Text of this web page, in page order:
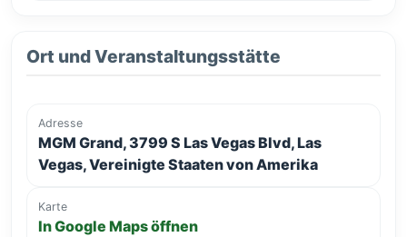
Ort und Veranstaltungsstätte
Adresse
MGM Grand, 3799 S Las Vegas Blvd, Las
Vegas, Vereinigte Staaten von Amerika
Karte
In Google Maps öffnen